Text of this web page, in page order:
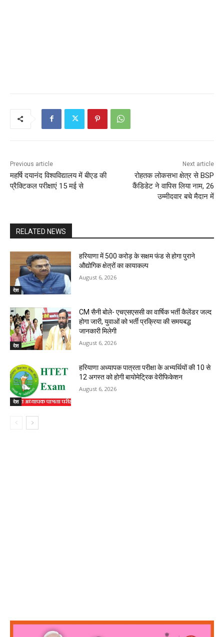
Previous article
महर्षि दयानंद विश्वविद्यालय में बीएड की
प्रैक्टिकल परीक्षाएं 15 मई से
Next article
रोहतक लोकसभा क्षेत्र से BSP
कैंडिडेट ने वापिस लिया नाम, 26
उम्मीदवार बचे मैदान में
RELATED NEWS
देश
हरियाणा में 500 करोड़ के सक्षम फंड से होगा पुराने
औद्योगिक क्षेत्रों का कायाकल्प
August 6, 2026
देश
CM सैनी बोले- एचएसएससी का वार्षिक भर्ती कैलेंडर जल्द
होगा जारी, युवाओं को भर्ती प्रक्रिया की समयबद्ध
जानकारी मिलेगी
August 6, 2026
देश
हरियाणा अध्यापक पात्रता परीक्षा के अभ्यर्थियों की 10 से
12 अगस्त को होगी बायोमेट्रिक वेरीफिकेशन
August 6, 2026